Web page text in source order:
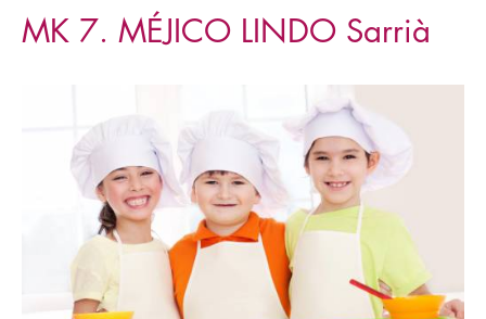
MK 7. MÉJICO LINDO Sarrià